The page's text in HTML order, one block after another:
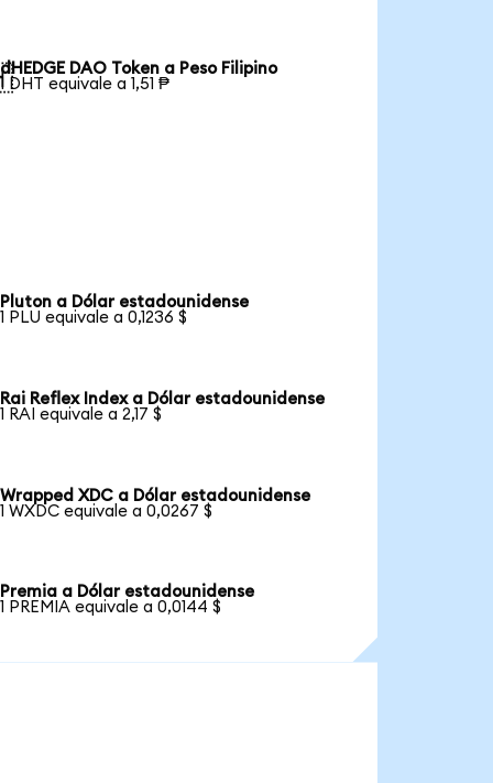
dHEDGE DAO Token a Peso Filipino
1 DHT equivale a 1,51 ₱
Pluton a Dólar estadounidense
1 PLU equivale a 0,1236 $
Rai Reflex Index a Dólar estadounidense
1 RAI equivale a 2,17 $
Wrapped XDC a Dólar estadounidense
1 WXDC equivale a 0,0267 $
Premia a Dólar estadounidense
1 PREMIA equivale a 0,0144 $